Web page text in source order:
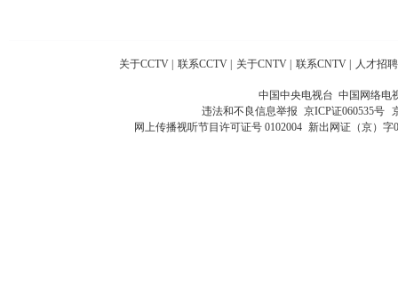
关于CCTV 联系CCTV 关于CNTV 联系CNTV 人才招聘
中国中央电视台 中国网络电
违法和不良信息举报 京ICP证060535号
网上传播视听节目许可证号 0102004 新出网证（京）